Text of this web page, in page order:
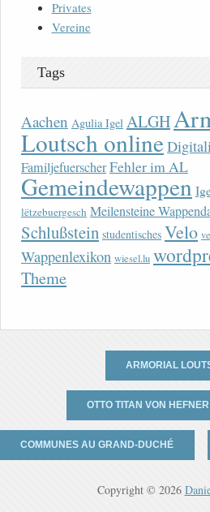
Privates
Vereine
Tags
Aachen Agulia Igel ALGH
Loutsch online
FamiljefuerscherFehler im AL
Gemeindewappen
lëtzebuergesch Meilensteine
Schlußstein studentisches Velo
Wappenlexikon wiesel.lu
Theme
ARMORIAL
OTTO TITAN VON
COMMUNES AU GRAND-DUCHÉ
Copyright © 2026